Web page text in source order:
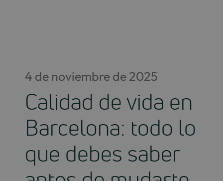
4 de noviembre de 2025
Calidad de vida en
Barcelona: todo lo
que debes saber